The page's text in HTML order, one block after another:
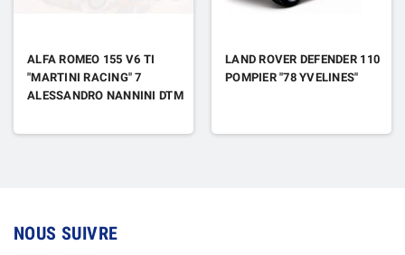
ALFA ROMEO 155 V6 TI
"MARTINI RACING" 7
ALESSANDRO NANNINI DTM
LAND ROVER DEFENDER 110
POMPIER "78 YVELINES"
NOUS SUIVRE